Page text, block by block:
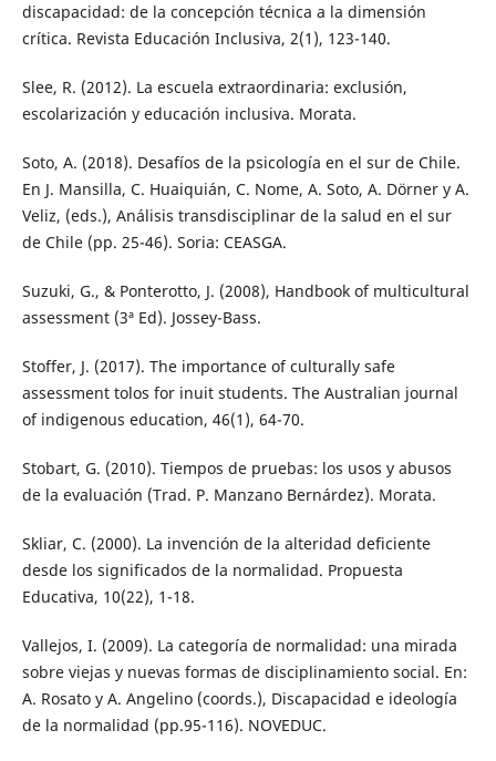
discapacidad: de la concepción técnica a la dimensión
crítica. Revista Educación Inclusiva, 2(1), 123-140.
Slee, R. (2012). La escuela extraordinaria: exclusión,
escolarización y educación inclusiva. Morata.
Soto, A. (2018). Desafíos de la psicología en el sur de Chile.
En J. Mansilla, C. Huaiquián, C. Nome, A. Soto, A. Dörner y A.
Veliz, (eds.), Análisis transdisciplinar de la salud en el sur
de Chile (pp. 25-46). Soria: CEASGA.
Suzuki, G., & Ponterotto, J. (2008), Handbook of multicultural
assessment (3ª Ed). Jossey-Bass.
Stoffer, J. (2017). The importance of culturally safe
assessment tolos for inuit students. The Australian journal
of indigenous education, 46(1), 64-70.
Stobart, G. (2010). Tiempos de pruebas: los usos y abusos
de la evaluación (Trad. P. Manzano Bernárdez). Morata.
Skliar, C. (2000). La invención de la alteridad deficiente
desde los significados de la normalidad. Propuesta
Educativa, 10(22), 1-18.
Vallejos, I. (2009). La categoría de normalidad: una mirada
sobre viejas y nuevas formas de disciplinamiento social. En:
A. Rosato y A. Angelino (coords.), Discapacidad e ideología
de la normalidad (pp.95-116). NOVEDUC.